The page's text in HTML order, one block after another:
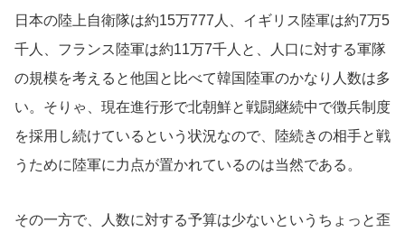
日本の陸上自衛隊は約15万777人、イギリス陸軍は約7万5
千人、フランス陸軍は約11万7千人と、人口に対する軍隊
の規模を考えると他国と比べて韓国陸軍のかなり人数は多
い。そりゃ、現在進行形で北朝鮮と戦闘継続中で徴兵制度
を採用し続けているという状況なので、陸続きの相手と戦
うために陸軍に力点が置かれているのは当然である。
その一方で、人数に対する予算は少ないというちょっと歪